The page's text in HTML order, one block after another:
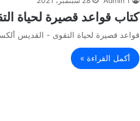
كتاب قواعد قصيرة لحياة
قواعد قصيرة لحياة التقوى - القديس
أكمل القراءة »